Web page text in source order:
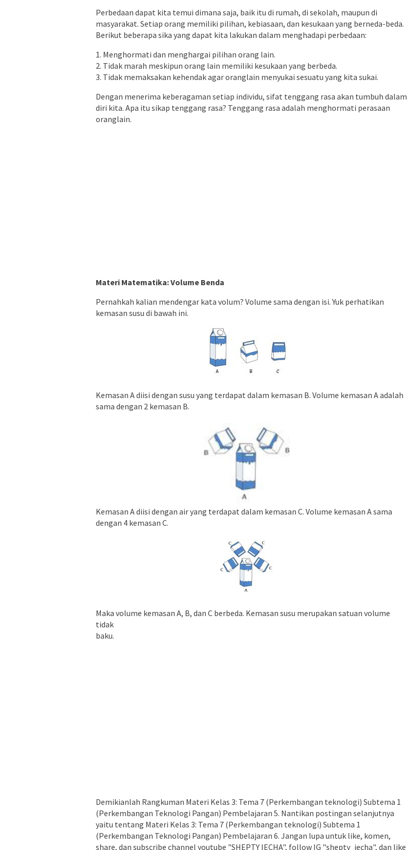
Perbedaan dapat kita temui dimana saja, baik itu di rumah, di sekolah, maupun di
masyarakat. Setiap orang memiliki pilihan, kebiasaan, dan kesukaan yang berneda-beda.
Berikut beberapa sika yang dapat kita lakukan dalam menghadapi perbedaan:
1. Menghormati dan menghargai pilihan orang lain.
2. Tidak marah meskipun orang lain memiliki kesukaan yang berbeda.
3. Tidak memaksakan kehendak agar oranglain menyukai sesuatu yang kita sukai.
Dengan menerima keberagaman setiap individu, sifat tenggang rasa akan tumbuh dalam
diri kita. Apa itu sikap tenggang rasa? Tenggang rasa adalah menghormati perasaan
oranglain.
Materi Matematika: Volume Benda
Pernahkah kalian mendengar kata volum? Volume sama dengan isi. Yuk perhatikan
kemasan susu di bawah ini.
Kemasan A diisi dengan susu yang terdapat dalam kemasan B. Volume kemasan A adalah
sama dengan 2 kemasan B.
Kemasan A diisi dengan air yang terdapat dalam kemasan C. Volume kemasan A sama
dengan 4 kemasan C.
Maka volume kemasan A, B, dan C berbeda. Kemasan susu merupakan satuan volume
tidak
baku.
Demikianlah Rangkuman Materi Kelas 3: Tema 7 (Perkembangan teknologi) Subtema 1
(Perkembangan Teknologi Pangan) Pembelajaran 5. Nantikan postingan selanjutnya
yaitu tentang Materi Kelas 3: Tema 7 (Perkembangan teknologi) Subtema 1
(Perkembangan Teknologi Pangan) Pembelajaran 6. Jangan lupa untuk like, komen,
share, dan subscribe channel youtube "SHEPTY IECHA", follow IG "shepty_iecha", dan like